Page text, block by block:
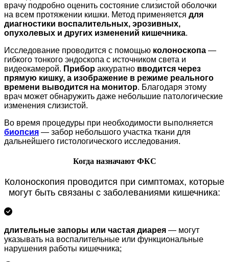
врачу подробно оценить состояние слизистой оболочки
на всем протяжении кишки. Метод применяется для
диагностики воспалительных, эрозивных,
опухолевых и других изменений кишечника.
Исследование проводится с помощью колоноскопа —
гибкого тонкого эндоскопа с источником света и
видеокамерой. Прибор аккуратно вводится через
прямую кишку, а изображение в режиме реального
времени выводится на монитор. Благодаря этому
врач может обнаружить даже небольшие патологические
изменения слизистой.
Во время процедуры при необходимости выполняется
биопсия — забор небольшого участка ткани для
дальнейшего гистологического исследования.
Когда назначают ФКС
Колоноскопия проводится при симптомах, которые
могут быть связаны с заболеваниями кишечника:
длительные запоры или частая диарея — могут
указывать на воспалительные или функциональные
нарушения работы кишечника;